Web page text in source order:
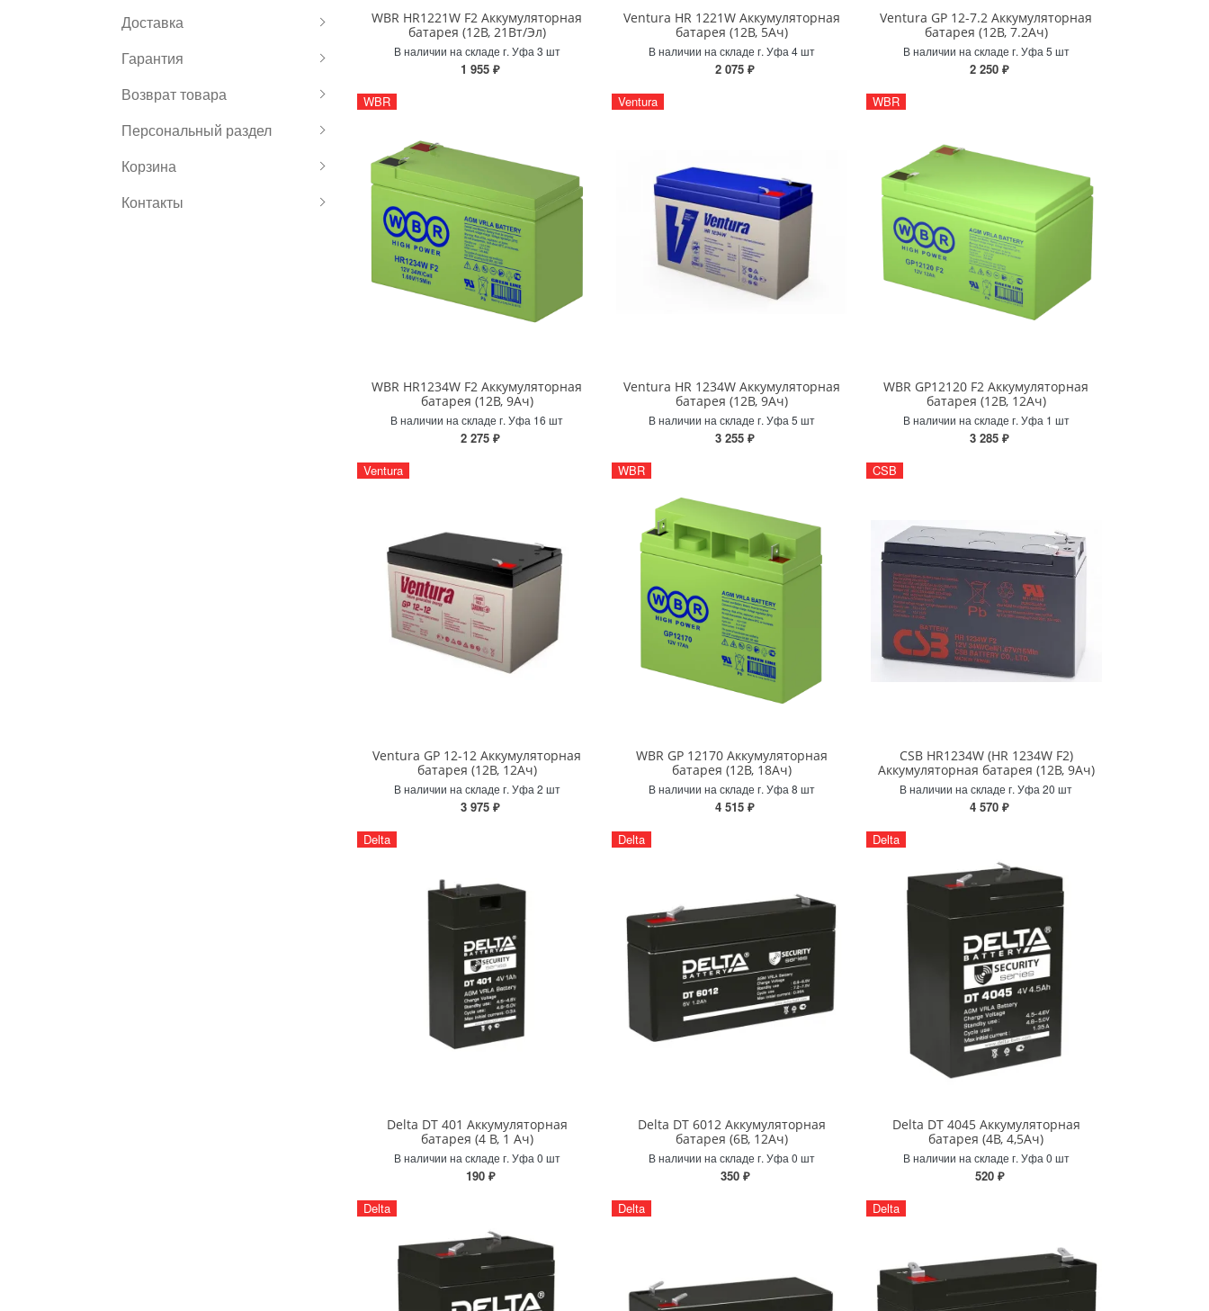
Доставка
Гарантия
Возврат товара
Персональный раздел
Корзина
Контакты
WBR HR1221W F2 Аккумуляторная
батарея (12В, 21Вт/Эл)
В наличии на складе г. Уфа 3 шт
1 955 ₽
Ventura HR 1221W Аккумуляторная
батарея (12В, 5Ач)
В наличии на складе г. Уфа 4 шт
2 075 ₽
Ventura GP 12-7.2 Аккумуляторная
батарея (12В, 7.2Ач)
В наличии на складе г. Уфа 5 шт
2 250 ₽
WBR
WBR HR1234W F2 Аккумуляторная
батарея (12В, 9Ач)
В наличии на складе г. Уфа 16 шт
2 275 ₽
Ventura
Ventura HR 1234W Аккумуляторная
батарея (12В, 9Ач)
В наличии на складе г. Уфа 5 шт
3 255 ₽
WBR
WBR GP12120 F2 Аккумуляторная
батарея (12В, 12Ач)
В наличии на складе г. Уфа 1 шт
3 285 ₽
Ventura
Ventura GP 12-12 Аккумуляторная
батарея (12В, 12Ач)
В наличии на складе г. Уфа 2 шт
3 975 ₽
WBR
WBR GP 12170 Аккумуляторная
батарея (12В, 18Ач)
В наличии на складе г. Уфа 8 шт
4 515 ₽
CSB
CSB HR1234W (HR 1234W F2)
Аккумуляторная батарея (12В, 9Ач)
В наличии на складе г. Уфа 20 шт
4 570 ₽
Delta
Delta DT 401 Аккумуляторная
батарея (4 В, 1 Ач)
В наличии на складе г. Уфа 0 шт
190 ₽
Delta
Delta DT 6012 Аккумуляторная
батарея (6В, 12Ач)
В наличии на складе г. Уфа 0 шт
350 ₽
Delta
Delta DT 4045 Аккумуляторная
батарея (4В, 4,5Ач)
В наличии на складе г. Уфа 0 шт
520 ₽
Delta
Delta Delta